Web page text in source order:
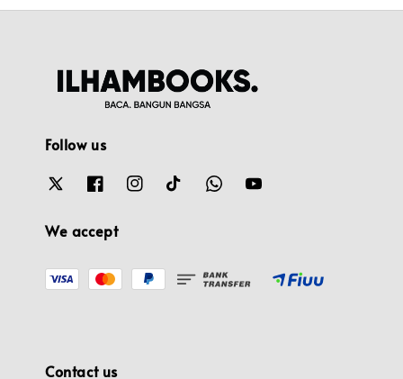
Follow us
We accept
Contact us